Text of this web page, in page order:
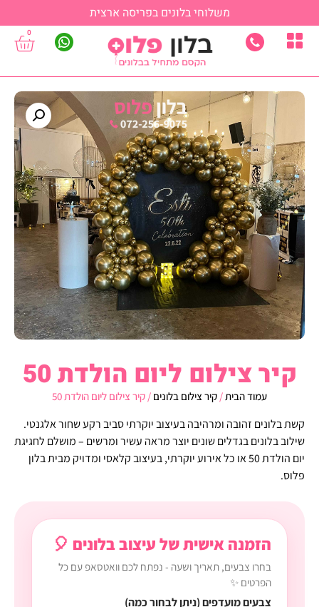
משלוחי בלונים בפריסה ארצית
0
קיר צילום ליום הולדת 50
עמוד הבית/ קיר צילום בלונים / קיר צילום ליום הולדת 50
קשת בלונים זהובה ומרהיבה בעיצוב יוקרתי סביב רקע שחור אלגנטי.
שילוב בלונים בגדלים שונים יוצר מראה עשיר ומרשים – מושלם לחגיגת
יום הולדת 50 או כל אירוע יוקרתי, בעיצוב קלאסי ומדויק מבית בלון
פלוס.
הזמנה אישית של עיצוב בלונים 🎈
בחרו צבעים, תאריך ושעה - נפתח לכם וואטסאפ עם כל
הפרטים ✨
צבעים מועדפים (ניתן לבחור כמה)